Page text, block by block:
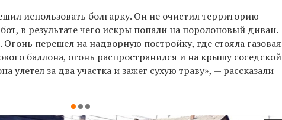
использовать болгарку. Он не очистил территорию
в результате чего искры попали на поролоновый диван.
перешел на надворную постройку, где стояла газовая
баллона, огонь распространился и на крышусоседской
улетел за два участка и зажег сухую траву», — рассказали